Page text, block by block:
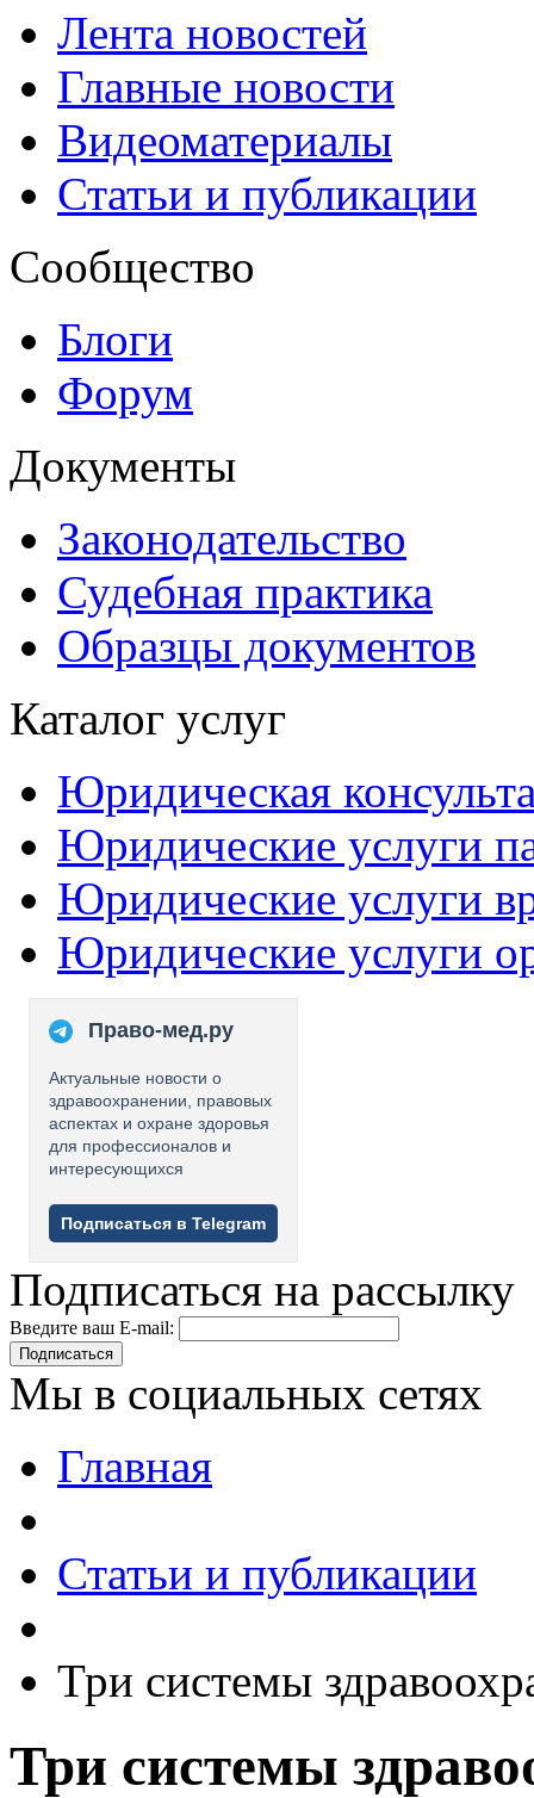
Лента новостей
Главные новости
Видеоматериалы
Статьи и публикации
Сообщество
Блоги
Форум
Документы
Законодательство
Судебная практика
Образцы документов
Каталог услуг
Юридическая
Юридические услуги
Юридические услуги
Юридические услуги
Право-мед.ру
Актуальные новости о
здравоохранении, правовых
аспектах и охране здоровья
для профессионалов и
интересующихся
Подписаться в Telegram
Подписаться на рассылку
Введите ваш E-mail:
Подписаться
Мы в социальных сетях
Главная
Статьи и публикации
Три системы
Три системы